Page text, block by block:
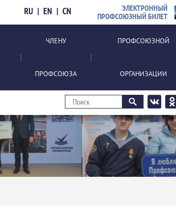
RU | EN | CN
ЭЛЕКТРОННЫЙ
ПРОФСОЮЗНЫЙ БИЛЕТ
ЧЛЕНУ
ПРОФСОЮЗА
ПРОФСОЮЗНОЙ
ОРГАНИЗАЦИИ